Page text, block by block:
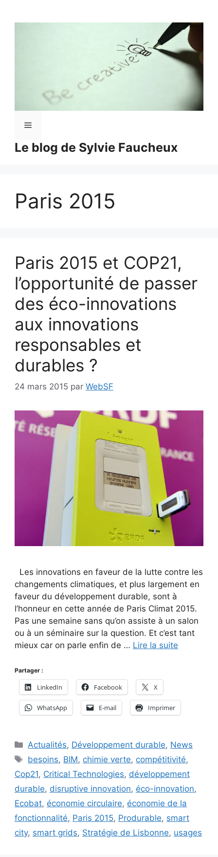
Le blog de Sylvie Faucheux
Menu
Paris 2015
Paris 2015 et COP21,
l’opportunité de passer
des éco-innovations
aux innovations
responsables et
durables ?
24 mars 2015 par WebSF
Les innovations en faveur de la lutte contre les
changements climatiques, et plus largement en
faveur du développement durable, sont à
l’honneur en cette année de Paris Climat 2015.
Pas une semaine sans qu’on assiste à un salon
ou à un séminaire sur la question. Et c’est tant
mieux car on parle enfin de … Lire la suite
Partager :
LinkedIn Facebook X
WhatsApp E-mail Imprimer
Catégories
Actualités, Développement durable, News
Étiquettes
besoins, BIM, chimie verte, compétitivité,
Cop21, Critical Technologies, développement
durable, disruptive innovation, éco-innovation,
Ecobat, économie circulaire, économie de la
fonctionnalité, Paris 2015, Produrable, smart
city, smart grids, Stratégie de Lisbonne, usages